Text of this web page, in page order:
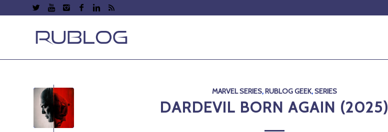
MARVEL SERIES,RUBLOG GEEK,SERIES
DARDEVIL BORN AGAIN (2025)